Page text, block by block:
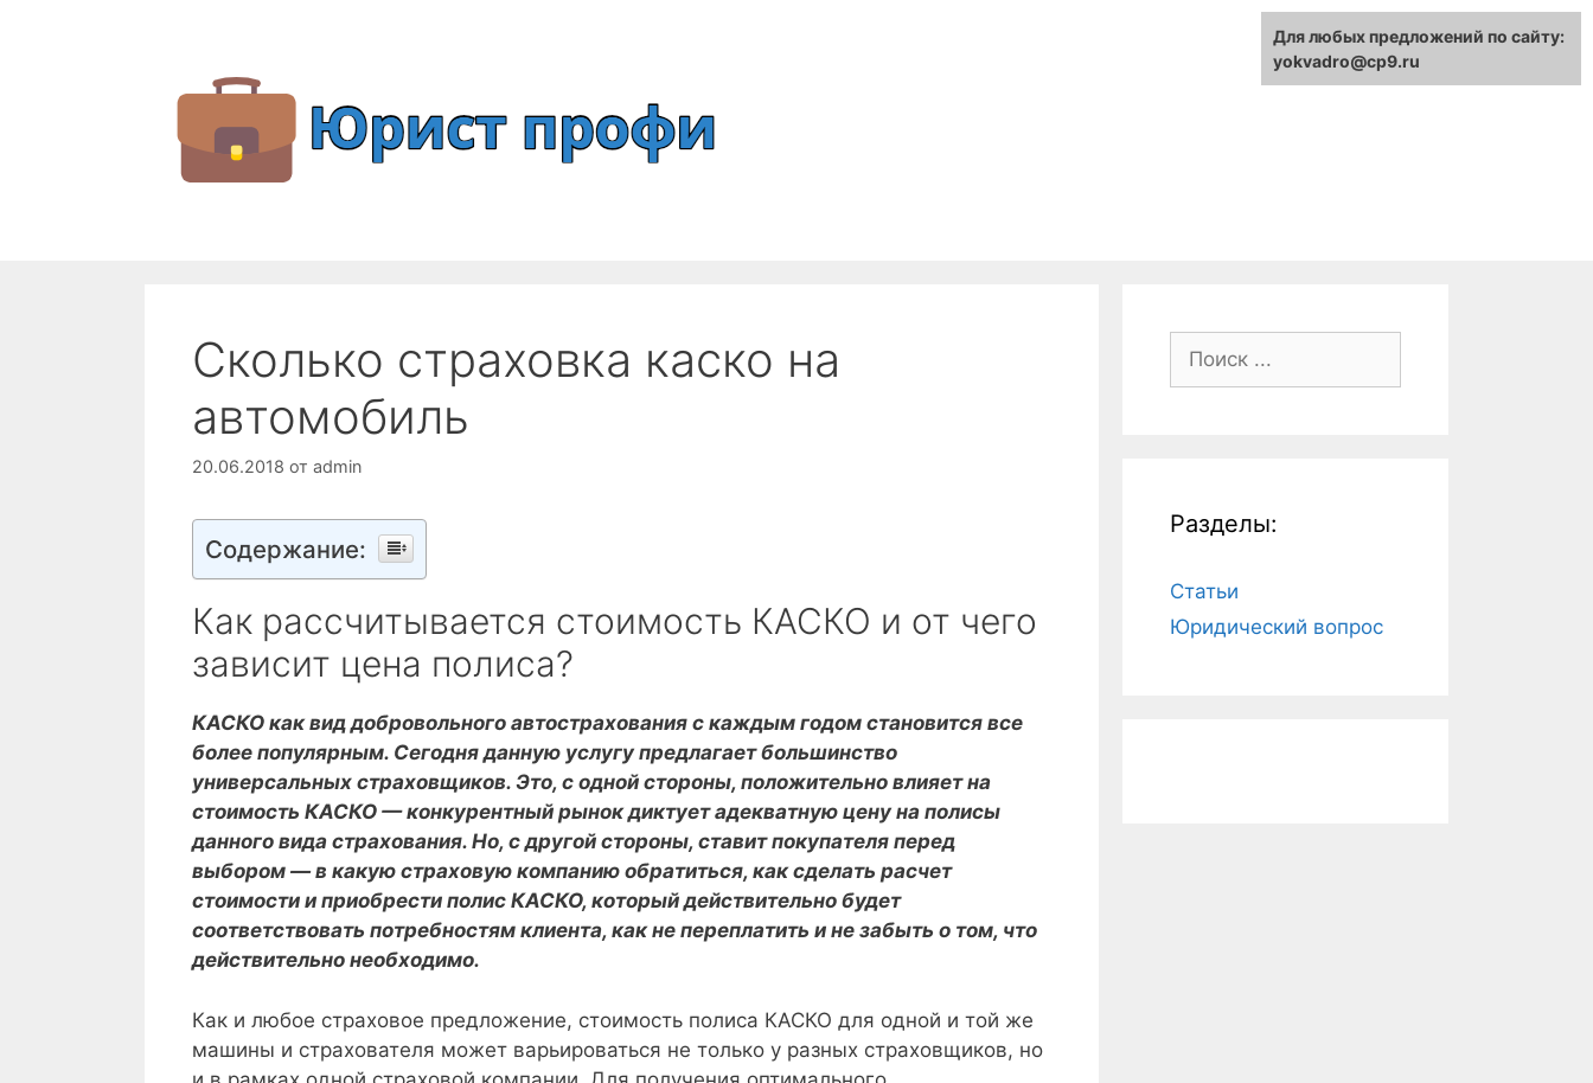
Сколько страховка каско на
автомобиль
20.06.2018 от admin
Содержание:
Как рассчитывается стоимость КАСКО и от чего
зависит цена полиса?
КАСКО как вид добровольного автострахования с каждым годом становится все
более популярным. Сегодня данную услугу предлагает большинство
универсальных страховщиков. Это, с одной стороны, положительно влияет на
стоимость КАСКО — конкурентный рынок диктует адекватную цену на полисы
данного вида страхования. Но, с другой стороны, ставит покупателя перед
выбором — в какую страховую компанию обратиться, как сделать расчет
стоимости и приобрести полис КАСКО, который действительно будет
соответствовать потребностям клиента, как не переплатить и не забыть о том, что
действительно необходимо.
Как и любое страховое предложение, стоимость полиса КАСКО для одной и той же
машины и страхователя может варьироваться не только у разных страховщиков, но
Поиск:
Разделы:
Статьи
Юридический вопрос
Для любых предложений по сайту:
yokvadro@cp9.ru